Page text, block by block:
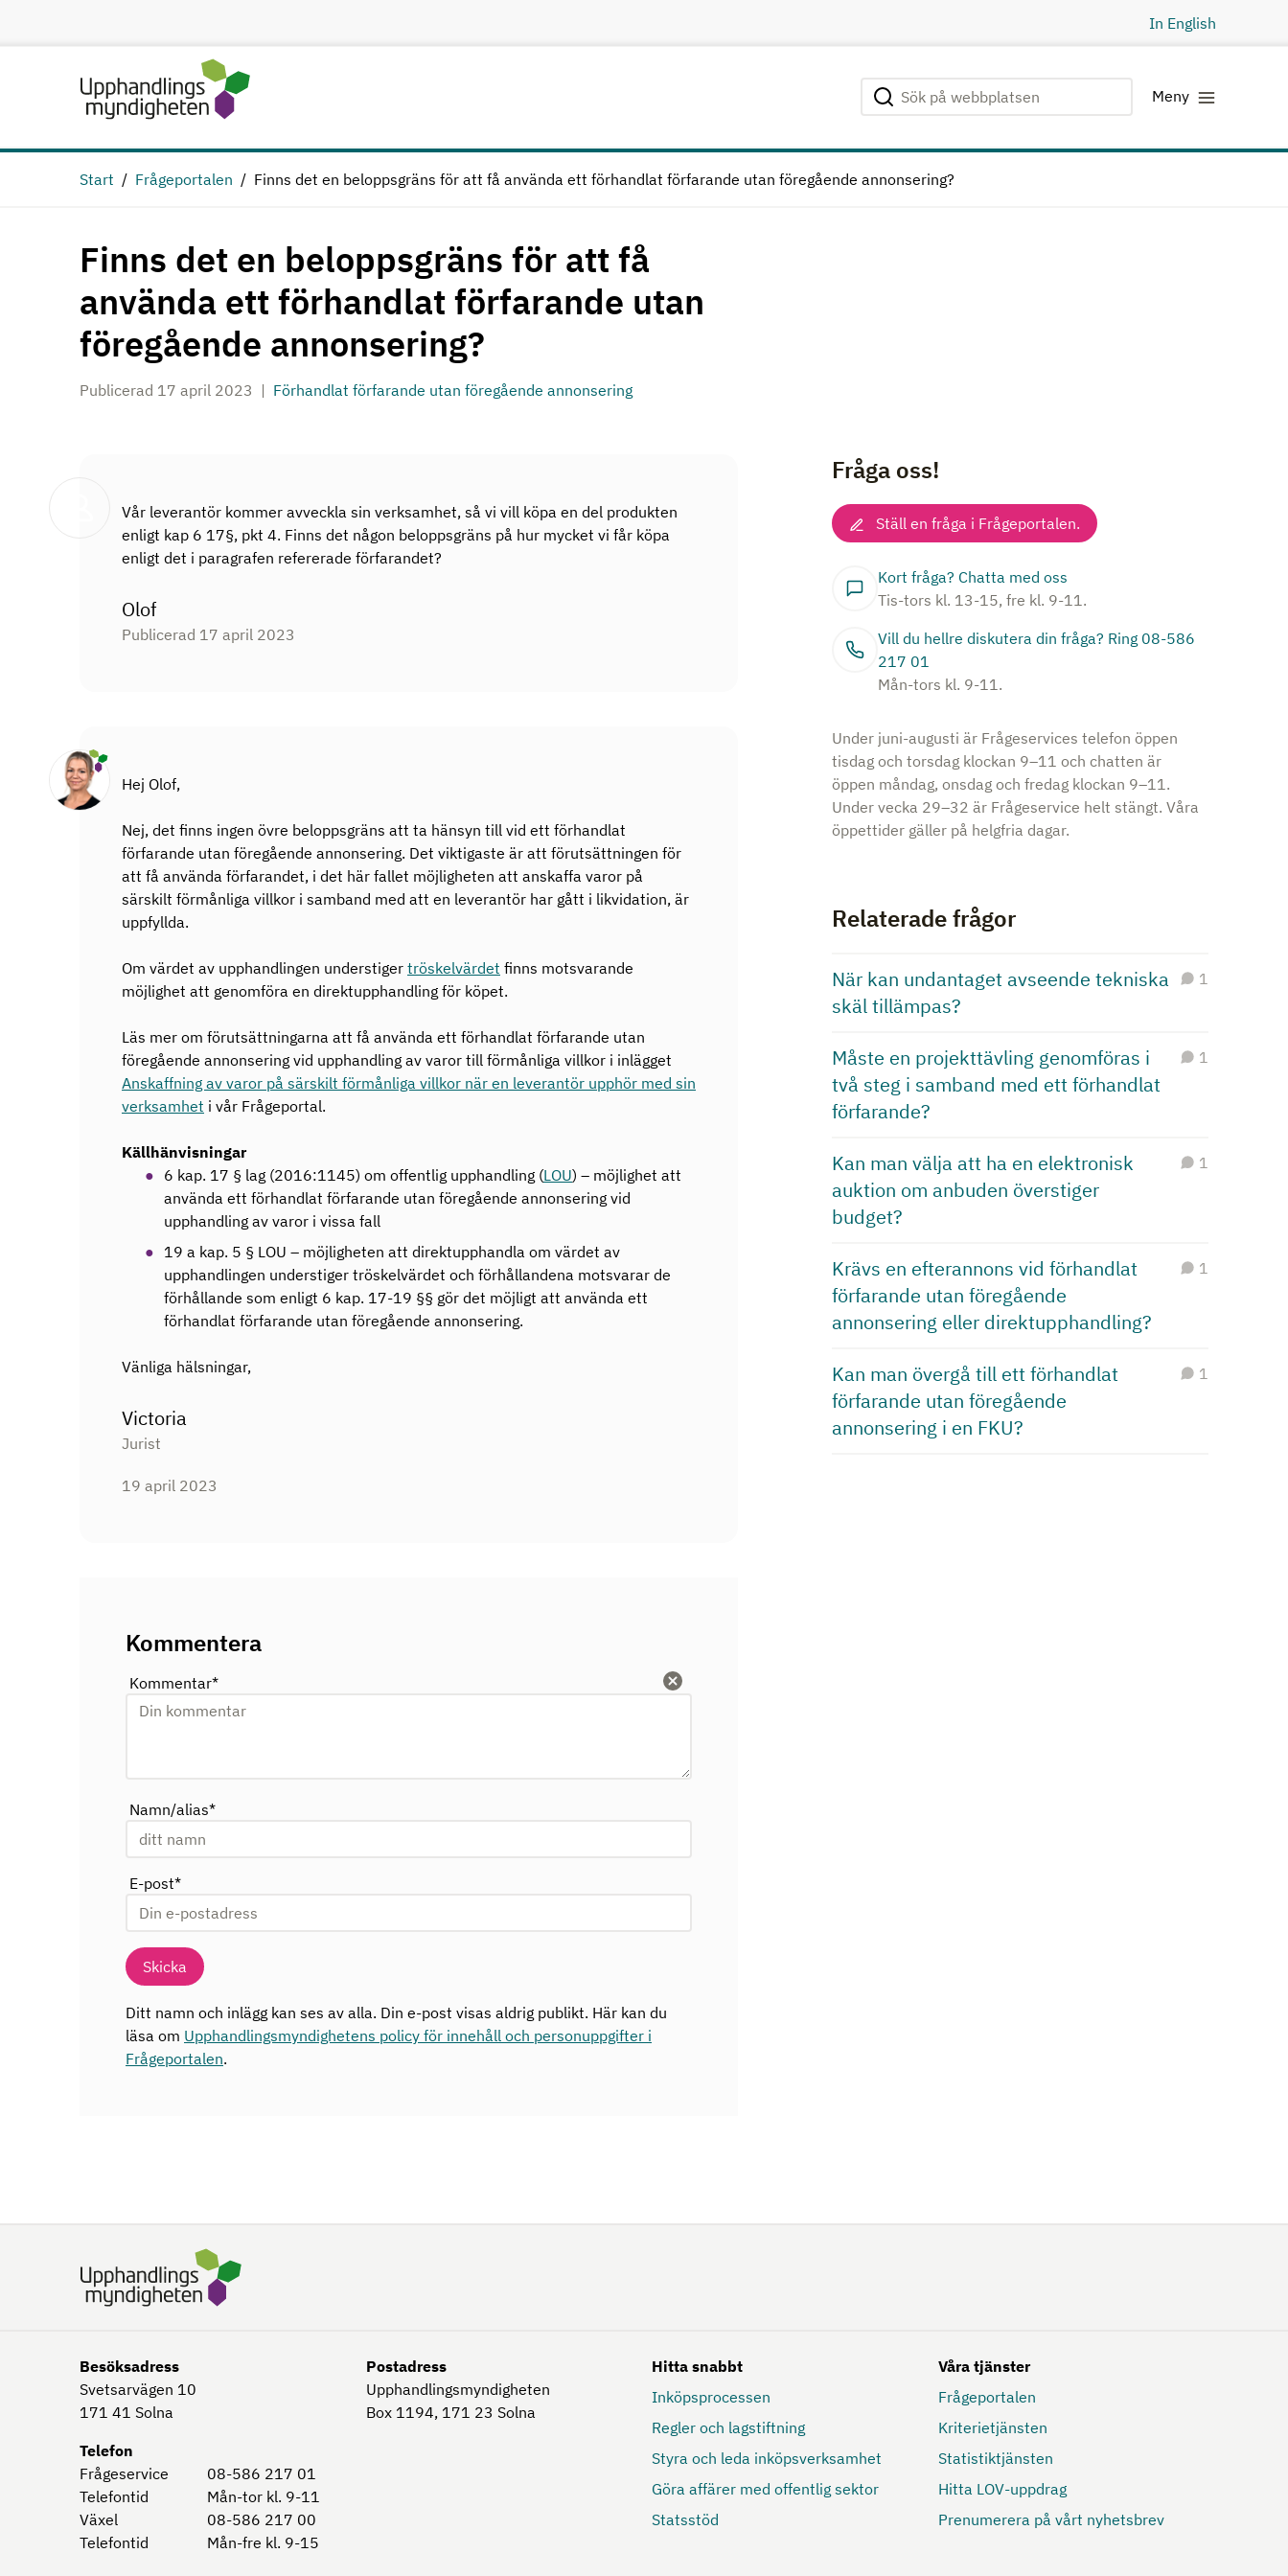
In English
Sök på webbplatsen
Genomför sökning Meny
Start Frågeportalen Finns det en beloppsgräns för att få använda ett förhandlat förfarande utan föregående annonsering?
Finns det en beloppsgräns för att få
använda ett förhandlat förfarande utan
föregående annonsering?
Publicerad 17 april 2023 Förhandlat förfarande utan föregående annonsering
Vår leverantör kommer avveckla sin verksamhet, så vi vill köpa en del produkten
enligt kap 6 17§, pkt 4. Finns det någon beloppsgräns på hur mycket vi får köpa
enligt det i paragrafen refererade förfarandet?
Olof
Publicerad 17 april 2023
Hej Olof,
Nej, det finns ingen övre beloppsgräns att ta hänsyn till vid ett förhandlat
förfarande utan föregående annonsering. Det viktigaste är att förutsättningen för
att få använda förfarandet, i det här fallet möjligheten att anskaffa varor på
särskilt förmånliga villkor i samband med att en leverantör har gått i likvidation, är
uppfyllda.
Om värdet av upphandlingen understiger tröskelvärdet finns motsvarande
möjlighet att genomföra en direktupphandling för köpet.
Läs mer om förutsättningarna att få använda ett förhandlat förfarande utan
föregående annonsering vid upphandling av varor till förmånliga villkor i inlägget
Anskaffning av varor på särskilt förmånliga villkor när en leverantör upphör med sin
verksamhet i vår Frågeportal.
Källhänvisningar
6 kap. 17 § lag (2016:1145) om offentlig upphandling (LOU) – möjlighet att
använda ett förhandlat förfarande utan föregående annonsering vid
upphandling av varor i vissa fall
19 a kap. 5 § LOU – möjligheten att direktupphandla om värdet av
upphandlingen understiger tröskelvärdet och förhållandena motsvarar de
förhållande som enligt 6 kap. 17-19 §§ gör det möjligt att använda ett
förhandlat förfarande utan föregående annonsering.
Vänliga hälsningar,
Victoria
Jurist
19 april 2023
Kommentera
Rensa
Kommentar*
Namn/alias*
E-post*
Skicka
Ditt namn och inlägg kan ses av alla. Din e-post visas aldrig publikt. Här kan du
läsa om Upphandlingsmyndighetens policy för innehåll och personuppgifter i
Frågeportalen.
Fråga oss!
Ställ en fråga i Frågeportalen.
Kort fråga? Chatta med oss
Tis-tors kl. 13-15, fre kl. 9-11.
Vill du hellre diskutera din fråga? Ring 08-586
217 01
Mån-tors kl. 9-11.
Under juni-augusti är Frågeservices telefon öppen
tisdag och torsdag klockan 9–11 och chatten är
öppen måndag, onsdag och fredag klockan 9–11.
Under vecka 29–32 är Frågeservice helt stängt. Våra
öppettider gäller på helgfria dagar.
Relaterade frågor
När kan undantaget avseende tekniska
skäl tillämpas?
1
Måste en projekttävling genomföras i
två steg i samband med ett förhandlat
förfarande?
1
Kan man välja att ha en elektronisk
auktion om anbuden överstiger
budget?
1
Krävs en efterannons vid förhandlat
förfarande utan föregående
annonsering eller direktupphandling?
1
Kan man övergå till ett förhandlat
förfarande utan föregående
annonsering i en FKU?
1
Besöksadress
Svetsarvägen 10
171 41 Solna
Telefon
Frågeservice
08-586 217 01
Telefontid
Mån-tor kl. 9-11
Växel
08-586 217 00
Telefontid
Mån-fre kl. 9-15
Postadress
Upphandlingsmyndigheten
Box 1194, 171 23 Solna
Hitta snabbt
Inköpsprocessen
Regler och lagstiftning
Styra och leda inköpsverksamhet
Göra affärer med offentlig sektor
Statsstöd
Våra tjänster
Frågeportalen
Kriterietjänsten
Statistiktjänsten
Hitta LOV-uppdrag
Prenumerera på vårt nyhetsbrev